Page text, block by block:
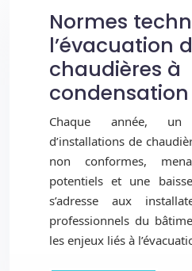
Normes
l’évacuation
chaudières à
condensation
Chaque année, un
d’installations de
non conformes,
potentiels et une
s’adresse aux
professionnels du
les enjeux liés à